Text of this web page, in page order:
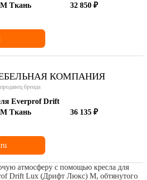
Ткань
32 850 ₽
КОМПАНИЯ
бренда
Everprof Drift
Ткань
36 135 ₽
атмосферу с помощью кресла для
Drift Lux (Дрифт Люкс) M, обтянутого